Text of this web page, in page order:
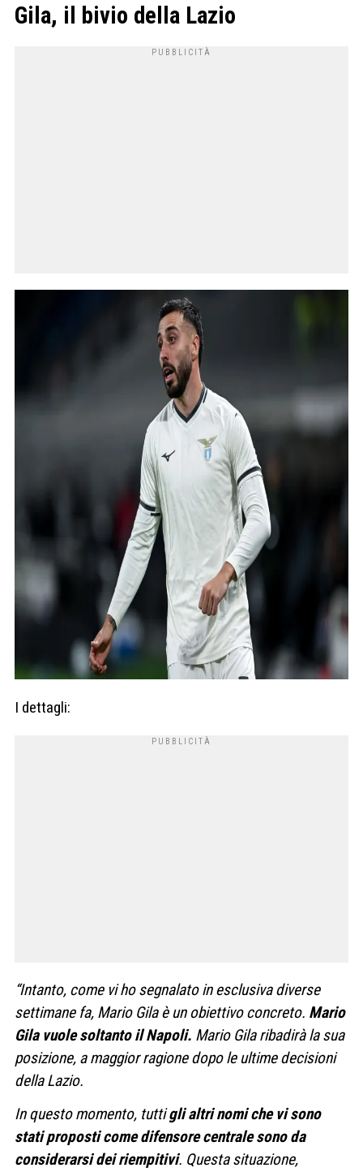
Gila, il bivio della Lazio
I dettagli:
“Intanto, come vi ho segnalato in esclusiva diverse
settimane fa, Mario Gila è un obiettivo concreto. Mario
Gila vuole soltanto il Napoli. Mario Gila ribadirà la sua
posizione, a maggior ragione dopo le ultime decisioni
della Lazio.
In questo momento, tuttigli altri nomi che vi sono
stati proposti come difensore centrale sono da
considerarsi dei riempitivi. Questa situazione,